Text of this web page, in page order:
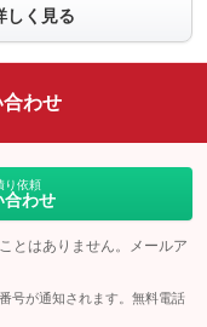
トカメラ
備なし
なし
レール
なし
なし
しく見る
わせ
り依頼
合わせ
とはありません。メールア
号が通知されます。無料電話